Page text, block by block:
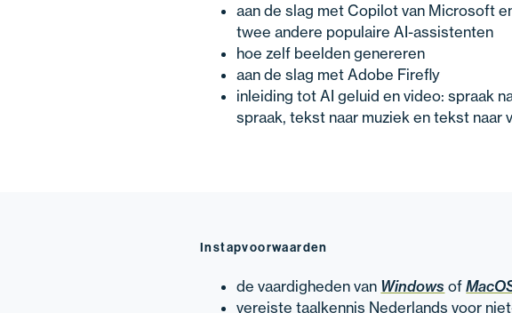
aan de slag met Copilot van Microsoft
twee andere populaire AI-assistenten
hoe zelf beelden genereren
aan de slag met Adobe Firefly
inleiding tot AI geluid en video: spraak
spraak, tekst naar muziek en tekst naar
Instapvoorwaarden
de vaardigheden van Windows of
vereiste taalkennis Nederlands voor